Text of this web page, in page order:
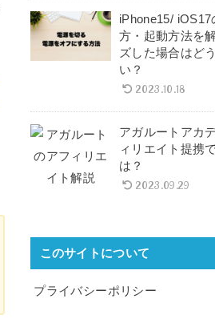
iPhone15/ iOS17
方・起動方法を
ズした場合はど
い？
2023.10.18
アガルートアカ
ィリエイト提携
は？
2023.09.29
このサイトについて
プライバシーポリシー